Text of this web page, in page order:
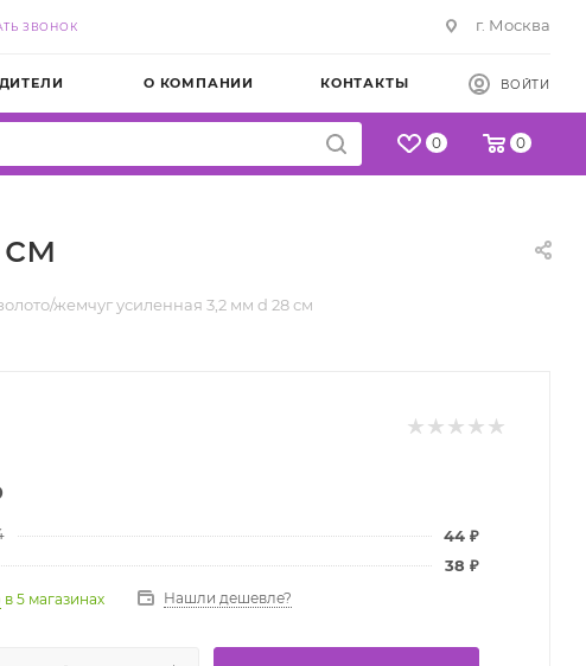
ЗВОНОК г. Москва
О КОМПАНИИ КОНТАКТЫ ВОЙТИ
0 0
жемчуг усиленная 3,2 мм d 28 см
44 ₽
38 ₽
в 5 магазинах Нашли дешевле?